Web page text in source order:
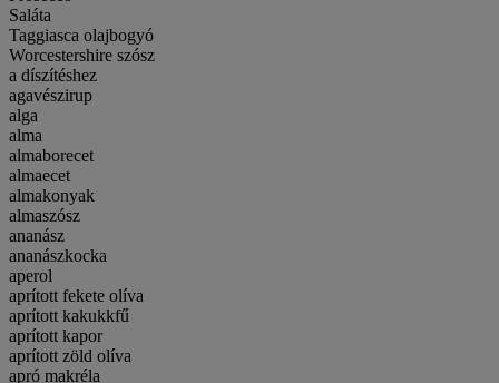
Saláta
Taggiasca olajbogyó
Worcestershire szósz
a díszítéshez
agavészirup
alga
alma
almaborecet
almaecet
almakonyak
almaszósz
ananász
ananászkocka
aperol
aprított fekete olíva
aprított kakukkfű
aprított kapor
aprított zöld olíva
apró makréla